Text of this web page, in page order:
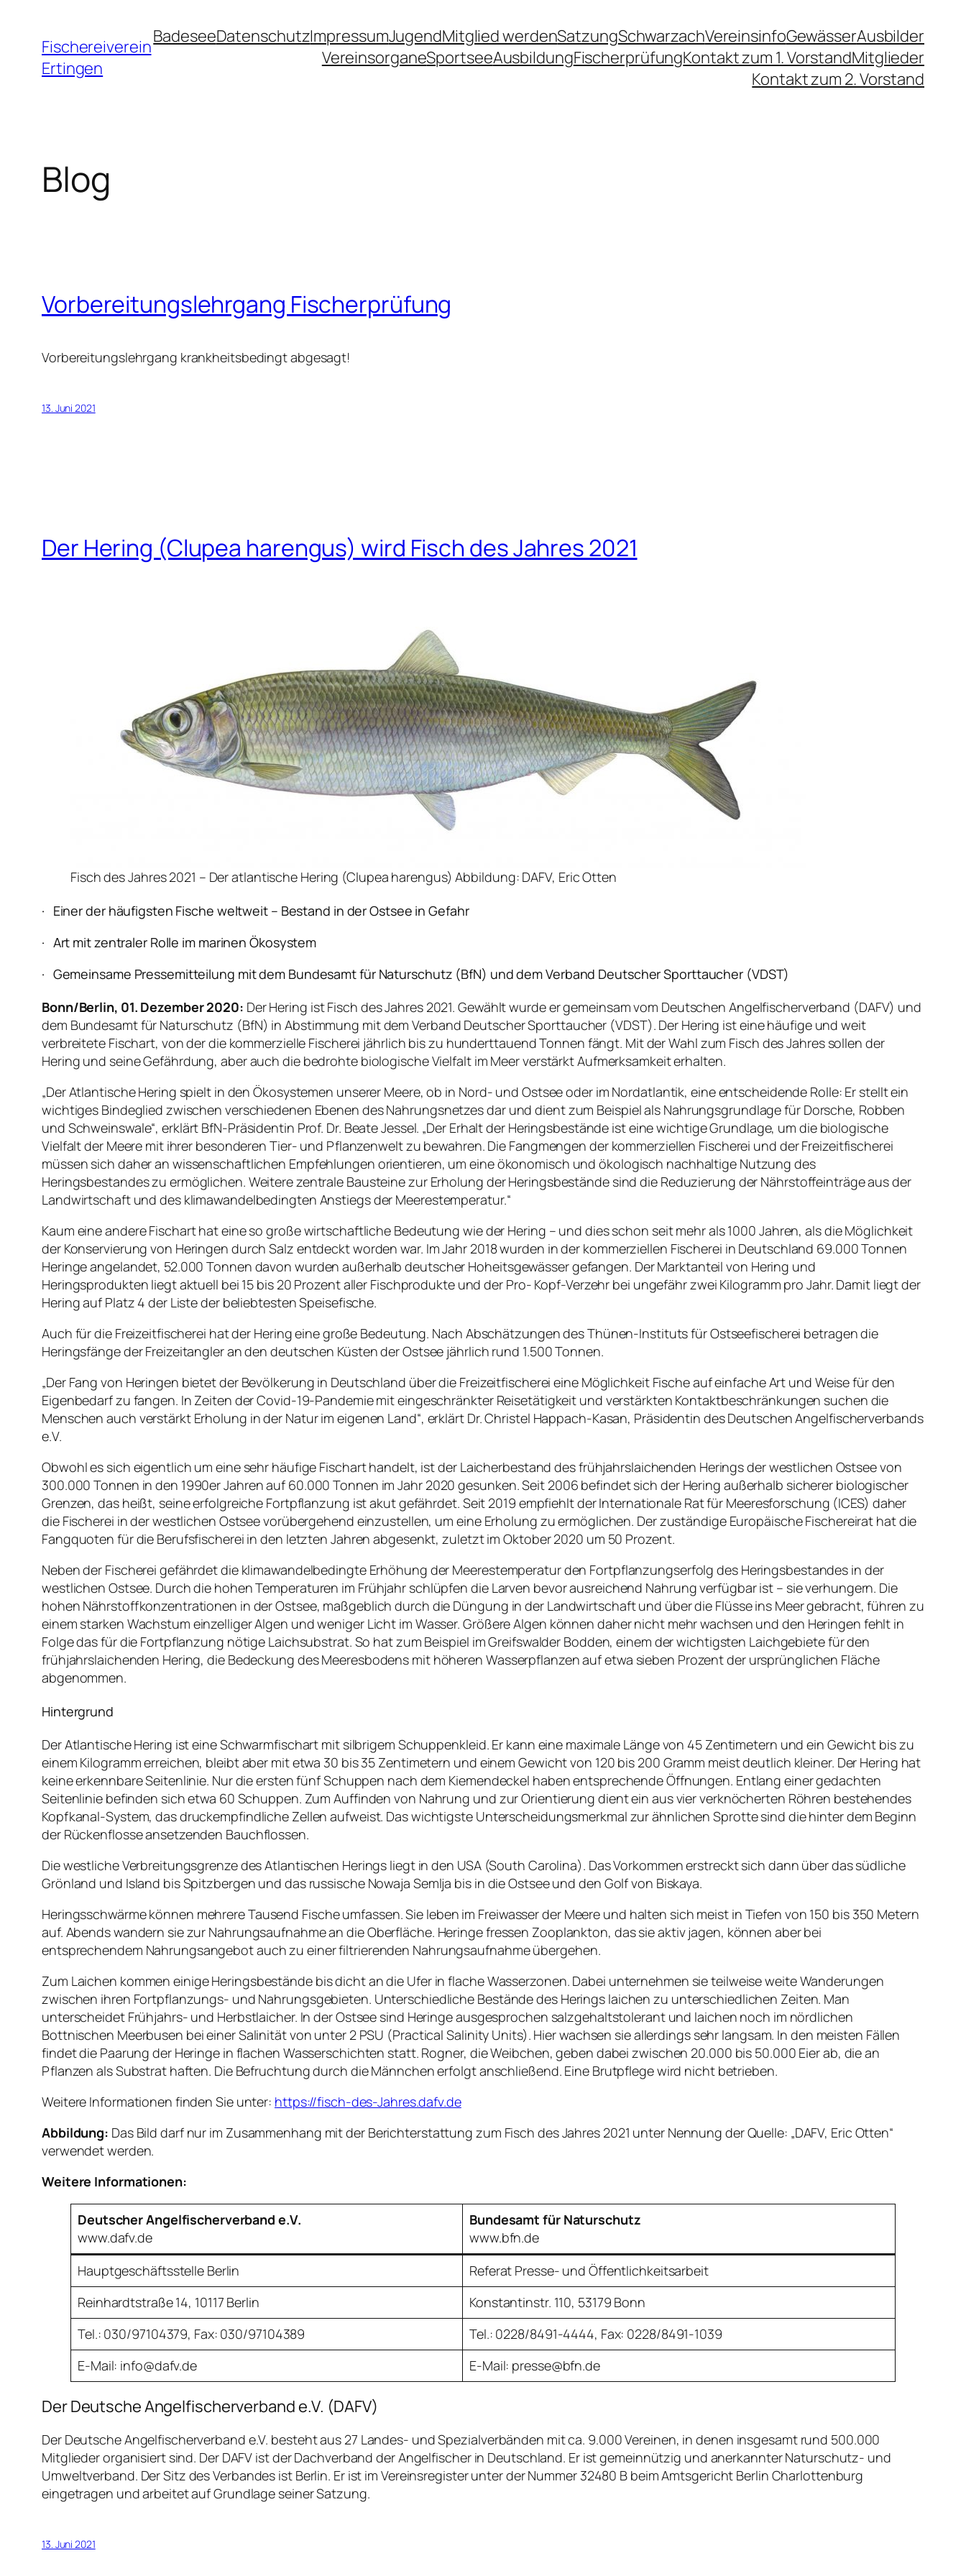
Inhalt
springen
Fischereiverein
Ertingen
BadeseeDatenschutzImpressumJugendMitglied werdenSatzungSchwarzachVereinsinfoGewässerAusbilder
VereinsorganeSportseeAusbildungFischerprüfungKontakt zum 1. VorstandMitglieder
Kontakt zum 2. Vorstand
Blog
Vorbereitungslehrgang Fischerprüfung
Vorbereitungslehrgang krankheitsbedingt abgesagt!
13. Juni 2021
Der Hering (Clupea harengus) wird Fisch des Jahres 2021
Fisch des Jahres 2021 – Der atlantische Hering (Clupea harengus) Abbildung: DAFV, Eric Otten
· Einer der häufigsten Fische weltweit – Bestand in der Ostsee in Gefahr
· Art mit zentraler Rolle im marinen Ökosystem
· Gemeinsame Pressemitteilung mit dem Bundesamt für Naturschutz (BfN) und dem Verband Deutscher Sporttaucher (VDST)
Bonn/Berlin, 01. Dezember 2020: Der Hering ist Fisch des Jahres 2021. Gewählt wurde er gemeinsam vom Deutschen Angelfischerverband (DAFV) und
dem Bundesamt für Naturschutz (BfN) in Abstimmung mit dem Verband Deutscher Sporttaucher (VDST). Der Hering ist eine häufige und weit
verbreitete Fischart, von der die kommerzielle Fischerei jährlich bis zu hunderttauend Tonnen fängt. Mit der Wahl zum Fisch des Jahres sollen der
Hering und seine Gefährdung, aber auch die bedrohte biologische Vielfalt im Meer verstärkt Aufmerksamkeit erhalten.
„Der Atlantische Hering spielt in den Ökosystemen unserer Meere, ob in Nord- und Ostsee oder im Nordatlantik, eine entscheidende Rolle: Er stellt ein
wichtiges Bindeglied zwischen verschiedenen Ebenen des Nahrungsnetzes dar und dient zum Beispiel als Nahrungsgrundlage für Dorsche, Robben
und Schweinswale“, erklärt BfN-Präsidentin Prof. Dr. Beate Jessel. „Der Erhalt der Heringsbestände ist eine wichtige Grundlage, um die biologische
Vielfalt der Meere mit ihrer besonderen Tier- und Pflanzenwelt zu bewahren. Die Fangmengen der kommerziellen Fischerei und der Freizeitfischerei
müssen sich daher an wissenschaftlichen Empfehlungen orientieren, um eine ökonomisch und ökologisch nachhaltige Nutzung des
Heringsbestandes zu ermöglichen. Weitere zentrale Bausteine zur Erholung der Heringsbestände sind die Reduzierung der Nährstoffeinträge aus der
Landwirtschaft und des klimawandelbedingten Anstiegs der Meerestemperatur.“
Kaum eine andere Fischart hat eine so große wirtschaftliche Bedeutung wie der Hering – und dies schon seit mehr als 1000 Jahren, als die Möglichkeit
der Konservierung von Heringen durch Salz entdeckt worden war. Im Jahr 2018 wurden in der kommerziellen Fischerei in Deutschland 69.000 Tonnen
Heringe angelandet, 52.000 Tonnen davon wurden außerhalb deutscher Hoheitsgewässer gefangen. Der Marktanteil von Hering und
Heringsprodukten liegt aktuell bei 15 bis 20 Prozent aller Fischprodukte und der Pro- Kopf-Verzehr bei ungefähr zwei Kilogramm pro Jahr. Damit liegt der
Hering auf Platz 4 der Liste der beliebtesten Speisefische.
Auch für die Freizeitfischerei hat der Hering eine große Bedeutung. Nach Abschätzungen des Thünen-Instituts für Ostseefischerei betragen die
Heringsfänge der Freizeitangler an den deutschen Küsten der Ostsee jährlich rund 1.500 Tonnen.
„Der Fang von Heringen bietet der Bevölkerung in Deutschland über die Freizeitfischerei eine Möglichkeit Fische auf einfache Art und Weise für den
Eigenbedarf zu fangen. In Zeiten der Covid-19-Pandemie mit eingeschränkter Reisetätigkeit und verstärkten Kontaktbeschränkungen suchen die
Menschen auch verstärkt Erholung in der Natur im eigenen Land“, erklärt Dr. Christel Happach-Kasan, Präsidentin des Deutschen Angelfischerverbands
e.V.
Obwohl es sich eigentlich um eine sehr häufige Fischart handelt, ist der Laicherbestand des frühjahrslaichenden Herings der westlichen Ostsee von
300.000 Tonnen in den 1990er Jahren auf 60.000 Tonnen im Jahr 2020 gesunken. Seit 2006 befindet sich der Hering außerhalb sicherer biologischer
Grenzen, das heißt, seine erfolgreiche Fortpflanzung ist akut gefährdet. Seit 2019 empfiehlt der Internationale Rat für Meeresforschung (ICES) daher
die Fischerei in der westlichen Ostsee vorübergehend einzustellen, um eine Erholung zu ermöglichen. Der zuständige Europäische Fischereirat hat die
Fangquoten für die Berufsfischerei in den letzten Jahren abgesenkt, zuletzt im Oktober 2020 um 50 Prozent.
Neben der Fischerei gefährdet die klimawandelbedingte Erhöhung der Meerestemperatur den Fortpflanzungserfolg des Heringsbestandes in der
westlichen Ostsee. Durch die hohen Temperaturen im Frühjahr schlüpfen die Larven bevor ausreichend Nahrung verfügbar ist – sie verhungern. Die
hohen Nährstoffkonzentrationen in der Ostsee, maßgeblich durch die Düngung in der Landwirtschaft und über die Flüsse ins Meer gebracht, führen zu
einem starken Wachstum einzelliger Algen und weniger Licht im Wasser. Größere Algen können daher nicht mehr wachsen und den Heringen fehlt in
Folge das für die Fortpflanzung nötige Laichsubstrat. So hat zum Beispiel im Greifswalder Bodden, einem der wichtigsten Laichgebiete für den
frühjahrslaichenden Hering, die Bedeckung des Meeresbodens mit höheren Wasserpflanzen auf etwa sieben Prozent der ursprünglichen Fläche
abgenommen.
Hintergrund
Der Atlantische Hering ist eine Schwarmfischart mit silbrigem Schuppenkleid. Er kann eine maximale Länge von 45 Zentimetern und ein Gewicht bis zu
einem Kilogramm erreichen, bleibt aber mit etwa 30 bis 35 Zentimetern und einem Gewicht von 120 bis 200 Gramm meist deutlich kleiner. Der Hering hat
keine erkennbare Seitenlinie. Nur die ersten fünf Schuppen nach dem Kiemendeckel haben entsprechende Öffnungen. Entlang einer gedachten
Seitenlinie befinden sich etwa 60 Schuppen. Zum Auffinden von Nahrung und zur Orientierung dient ein aus vier verknöcherten Röhren bestehendes
Kopfkanal-System, das druckempfindliche Zellen aufweist. Das wichtigste Unterscheidungsmerkmal zur ähnlichen Sprotte sind die hinter dem Beginn
der Rückenflosse ansetzenden Bauchflossen.
Die westliche Verbreitungsgrenze des Atlantischen Herings liegt in den USA (South Carolina). Das Vorkommen erstreckt sich dann über das südliche
Grönland und Island bis Spitzbergen und das russische Nowaja Semlja bis in die Ostsee und den Golf von Biskaya.
Heringsschwärme können mehrere Tausend Fische umfassen. Sie leben im Freiwasser der Meere und halten sich meist in Tiefen von 150 bis 350 Metern
auf. Abends wandern sie zur Nahrungsaufnahme an die Oberfläche. Heringe fressen Zooplankton, das sie aktiv jagen, können aber bei
entsprechendem Nahrungsangebot auch zu einer filtrierenden Nahrungsaufnahme übergehen.
Zum Laichen kommen einige Heringsbestände bis dicht an die Ufer in flache Wasserzonen. Dabei unternehmen sie teilweise weite Wanderungen
zwischen ihren Fortpflanzungs- und Nahrungsgebieten. Unterschiedliche Bestände des Herings laichen zu unterschiedlichen Zeiten. Man
unterscheidet Frühjahrs- und Herbstlaicher. In der Ostsee sind Heringe ausgesprochen salzgehaltstolerant und laichen noch im nördlichen
Bottnischen Meerbusen bei einer Salinität von unter 2 PSU (Practical Salinity Units). Hier wachsen sie allerdings sehr langsam. In den meisten Fällen
findet die Paarung der Heringe in flachen Wasserschichten statt. Rogner, die Weibchen, geben dabei zwischen 20.000 bis 50.000 Eier ab, die an
Pflanzen als Substrat haften. Die Befruchtung durch die Männchen erfolgt anschließend. Eine Brutpflege wird nicht betrieben.
Weitere Informationen finden Sie unter: https://fisch-des-Jahres.dafv.de
Abbildung: Das Bild darf nur im Zusammenhang mit der Berichterstattung zum Fisch des Jahres 2021 unter Nennung der Quelle: „DAFV, Eric Otten“
verwendet werden.
Weitere Informationen:
Deutscher Angelfischerverband e.V.
www.dafv.de
Bundesamt für Naturschutz
www.bfn.de
Hauptgeschäftsstelle Berlin
Referat Presse- und Öffentlichkeitsarbeit
Reinhardtstraße 14, 10117 Berlin
Konstantinstr. 110, 53179 Bonn
Tel.: 030/97104379, Fax: 030/97104389
Tel.: 0228/8491-4444, Fax: 0228/8491-1039
E-Mail: info@dafv.de
E-Mail: presse@bfn.de
Der Deutsche Angelfischerverband e.V. (DAFV)
Der Deutsche Angelfischerverband e.V. besteht aus 27 Landes- und Spezialverbänden mit ca. 9.000 Vereinen, in denen insgesamt rund 500.000
Mitglieder organisiert sind. Der DAFV ist der Dachverband der Angelfischer in Deutschland. Er ist gemeinnützig und anerkannter Naturschutz- und
Umweltverband. Der Sitz des Verbandes ist Berlin. Er ist im Vereinsregister unter der Nummer 32480 B beim Amtsgericht Berlin Charlottenburg
eingetragen und arbeitet auf Grundlage seiner Satzung.
13. Juni 2021